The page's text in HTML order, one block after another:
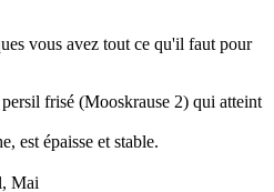
vous avez tout ce qu'il faut pour
frisé (Mooskrause 2) qui atteint
est épaisse et stable.
Mai